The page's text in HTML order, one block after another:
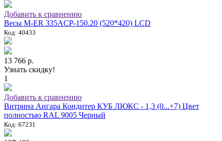
Добавить к сравнению
Весы M-ER 335ACP-150.20 (520*420) LCD
Код: 40433
13 766 р.
Узнать скидку!
1
Добавить к сравнению
Витрина Ангара Кондитер КУБ ЛЮКС - 1,3 (0...+7) Цвет
полностью RAL 9005 Черный
Код: 67231